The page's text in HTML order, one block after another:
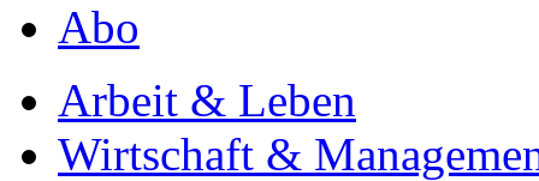
Abo
Arbeit & Leben
Wirtschaft &